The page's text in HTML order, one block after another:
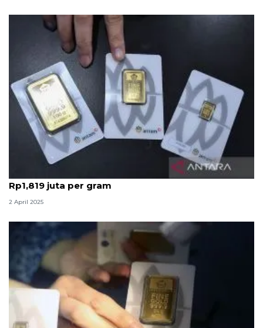
Harga emas Antam hari ini turun Rp7 ribu capai
Rp1,819 juta per gram
2 April 2025